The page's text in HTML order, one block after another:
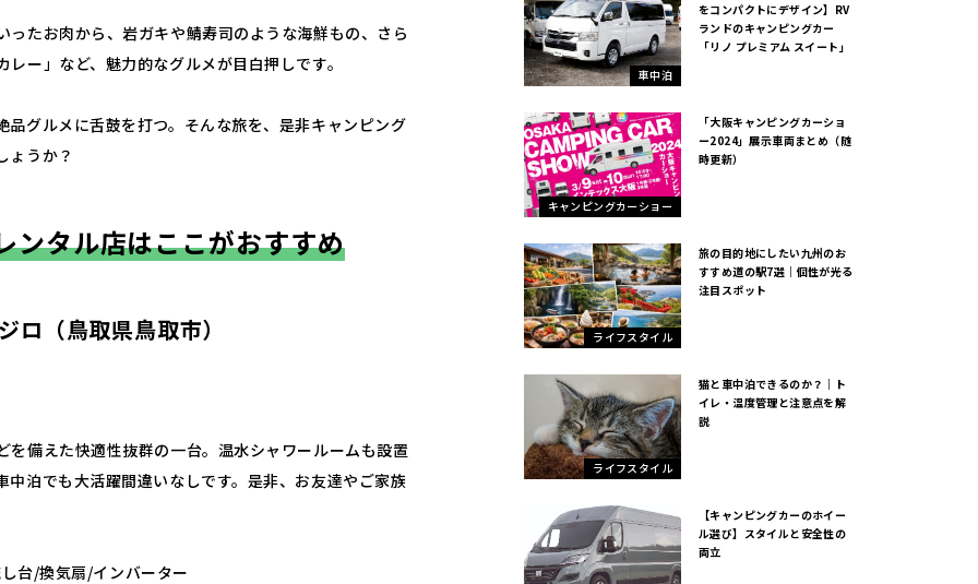
ったお肉から、岩ガキや鯖寿司のような海鮮もの、さら
ー」など、魅力的なグルメが目白押しです。
品グルメに舌鼓を打つ。そんな旅を、是非キャンピング
ょうか？
ンタル店はここがおすすめ
ロ（鳥取県鳥取市）
を備えた快適性抜群の一台。温水シャワールームも設置
中泊でも大活躍間違いなしです。是非、お友達やご家族
台/換気扇/インバーター
車中泊
をコンパクトにデザイン】RV
ランドのキャンピングカー
「リノ プレミアム スイート」
キャンピングカーショー
「大阪キャンピングカーショ
ー2024」展示車両まとめ（随
時更新）
ライフスタイル
旅の目的地にしたい九州のお
すすめ道の駅7選｜個性が光る
注目スポット
ライフスタイル
猫と車中泊できるのか？｜ト
イレ・温度管理と注意点を解
説
【キャンピングカーのホイー
ル選び】スタイルと安全性の
両立